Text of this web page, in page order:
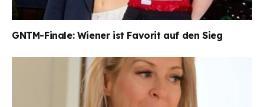
GNTM-Finale: Wiener ist Favorit auf den Sieg